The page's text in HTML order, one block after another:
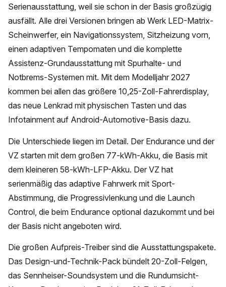
Serienausstattung, weil sie schon in der Basis großzügig
ausfällt. Alle drei Versionen bringen ab Werk LED-Matrix-
Scheinwerfer, ein Navigationssystem, Sitzheizung vorn,
einen adaptiven Tempomaten und die komplette
Assistenz-Grundausstattung mit Spurhalte- und
Notbrems-Systemen mit. Mit dem Modelljahr 2027
kommen bei allen das größere 10,25-Zoll-Fahrerdisplay,
das neue Lenkrad mit physischen Tasten und das
Infotainment auf Android-Automotive-Basis dazu.
Die Unterschiede liegen im Detail. Der Endurance und der
VZ starten mit dem großen 77-kWh-Akku, die Basis mit
dem kleineren 58-kWh-LFP-Akku. Der VZ hat
serienmäßig das adaptive Fahrwerk mit Sport-
Abstimmung, die Progressivlenkung und die Launch
Control, die beim Endurance optional dazukommt und bei
der Basis nicht angeboten wird.
Die großen Aufpreis-Treiber sind die Ausstattungspakete.
Das Design-und-Technik-Pack bündelt 20-Zoll-Felgen,
das Sennheiser-Soundsystem und die Rundumsicht-